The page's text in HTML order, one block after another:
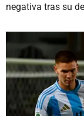
negativa tras su